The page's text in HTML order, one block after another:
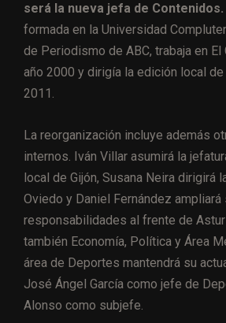
será la nueva jefa de Contenidos.
formada en la Universidad
de Periodismo de ABC, trabaja en El
año 2000 y dirigía la edición local
2011.
La reorganización incluye además
internos. Iván Villar asumirá la
local de Gijón, Susana Neira dirigirá
Oviedo y Daniel Fernández ampliará
responsabilidades al frente de
también Economía, Política y Área
área de Deportes mantendrá su
José Ángel García como jefe de
Alonso como subjefe.